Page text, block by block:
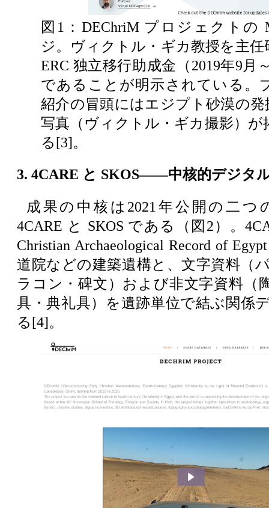
図1：DEChriM プロジェクトの
ジ。ヴィクトル・ギカ教授を主任
ERC 独立移行助成金（2019年9月
であることが明示されている。
紹介の冒頭にはエジプト砂漠の発
写真（ヴィクトル・ギカ撮影）が
る[3]。
3. 4CARE と SKOS――中核的デジタ
成果の中核は2021年公開の二つ
4CARE と SKOS である（図2）。
Christian Archaeological Record of
道院などの建築遺構と、文字資料（
ラコン・碑文）および非文字資料（
具・典礼具）を遺跡単位で結ぶ関係
る[4]。